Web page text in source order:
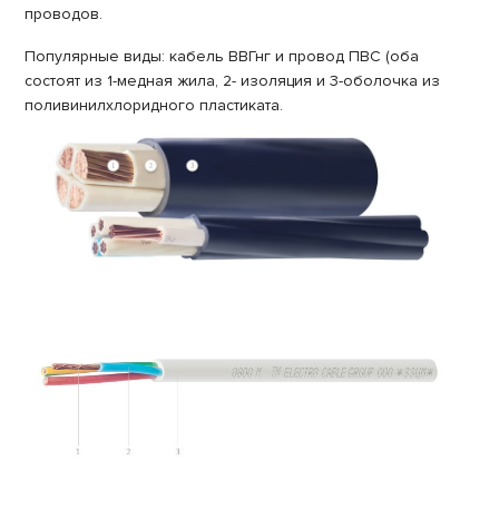
проводов.
Популярные виды: кабель ВВГнг и провод ПВС (оба
состоят из 1-медная жила, 2- изоляция и 3-оболочка из
поливинилхлоридного пластиката.